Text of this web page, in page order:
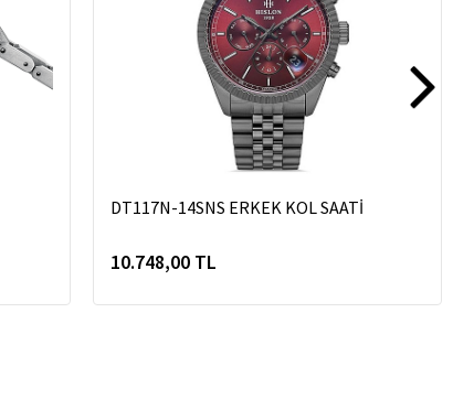
DT117N-14SNS ERKEK KOL SAATİ
10.748,00 TL